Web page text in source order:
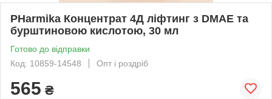
PHarmika Концентрат 4Д ліфтинг з DМАЕ та
бурштиновою кислотою, 30 мл
Готово до відправки
Код: 10859-14548
Опт і роздріб
565 ₴